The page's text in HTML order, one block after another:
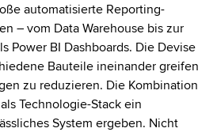
automatisierte Reporting-
– vom Data Warehouse bis zur
Power BI Dashboards. Die Devise
Bauteile ineinander greifen
zu reduzieren. Die Kombination
Technologie-Stack ein
System ergeben. Nicht